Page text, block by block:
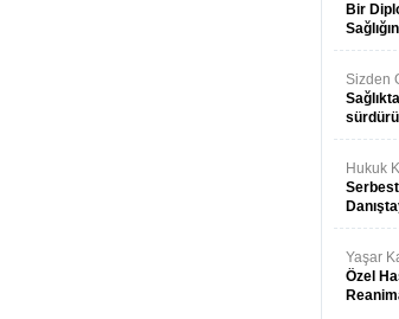
Bir
Sizden
Hukuk
Yaşar
Özel